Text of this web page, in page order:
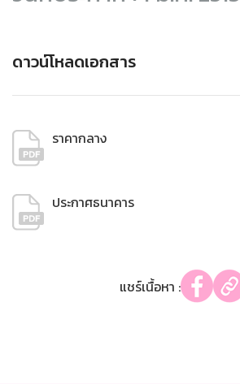
ดาวน์โหลดเอกสาร
ราคากลาง
ประกาศธนาคาร
แชร์เนื้อหา :